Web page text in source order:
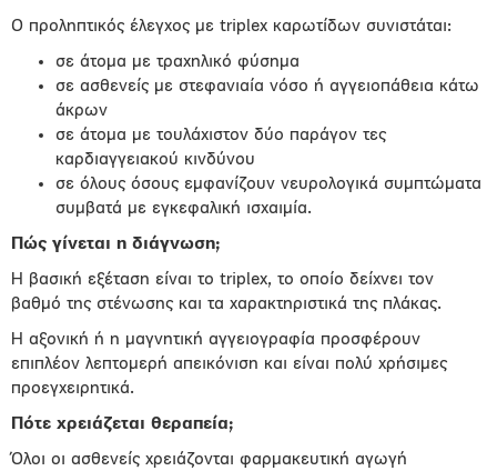
Ο προληπτικός έλεγχος με triplex καρωτίδων συνιστάται:
σε άτομα με τραχηλικό φύσημα
σε ασθενείς με στεφανιαία νόσο ή αγγειοπάθεια κάτω
άκρων
σε άτομα με τουλάχιστον δύο παράγον τες
καρδιαγγειακού κινδύνου
σε όλους όσους εμφανίζουν νευρολογικά συμπτώματα
συμβατά με εγκεφαλική ισχαιμία.
Πώς γίνεται η διάγνωση;
Η βασική εξέταση είναι το triplex, το οποίο δείχνει τον
βαθμό της στένωσης και τα χαρακτηριστικά της πλάκας.
Η αξονική ή η μαγνητική αγγειογραφία προσφέρουν
επιπλέον λεπτομερή απεικόνιση και είναι πολύ χρήσιμες
προεγχειρητικά.
Πότε χρειάζεται θεραπεία;
Όλοι οι ασθενείς χρειάζονται φαρμακευτική αγωγή